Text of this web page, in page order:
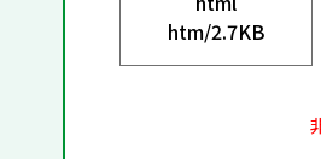
htm/2.7KB